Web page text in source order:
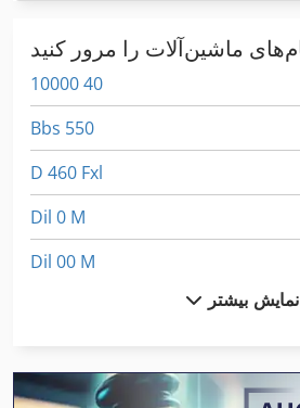
10000 40
Bbs 550
D 460 Fxl
Dil 0 M
Dil 00 M
Frm D Midi
نمایش بیشتر